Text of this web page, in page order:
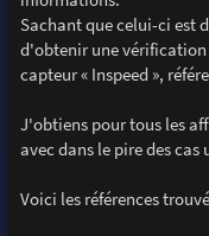
Sachant que celui-ci est
d'obtenir une
capteur « Inspeed »,
J'obtiens pour tous les
avec dans le pire des cas
Voici les références